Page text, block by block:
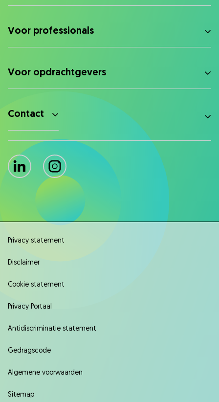
Voor professionals
Voor opdrachtgevers
Contact
LinkedIn Instagram
Privacy statement
Disclaimer
Cookie statement
Privacy Portaal
Antidiscriminatie statement
Gedragscode
Algemene voorwaarden
Sitemap